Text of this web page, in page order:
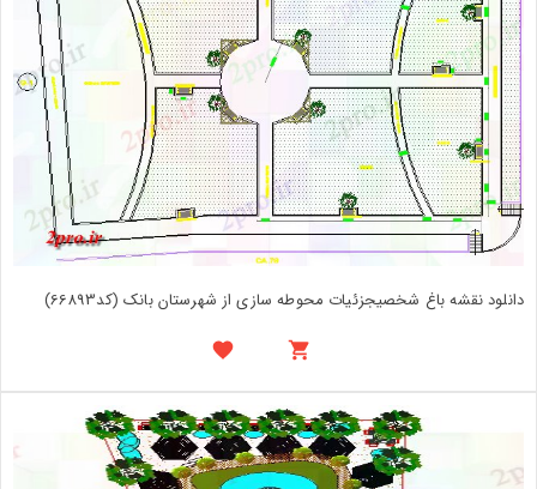
دانلود نقشه باغ شخصیجزئیات محوطه سازی از شهرستان بانک (کد66893)